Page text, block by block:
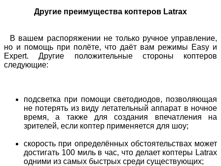
Другие преимущества коптеров Latrax
В вашем распоряжении не только ручное управление,
но и помощь при полёте, что даёт вам режимы Easy и
Expert. Другие положительные стороны коптеров
следующие:
подсветка при помощи светодиодов, позволяющая
не потерять из виду летательный аппарат в ночное
время, а также для создания впечатления на
зрителей, если коптер применяется для шоу;
скорость при определённых обстоятельствах может
достигать 100 миль в час, что делает коптеры Latrax
одними из самых быстрых среди существующих;